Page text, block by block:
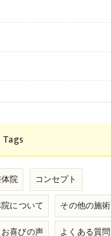
Tags
院
コンセプト
について
その他の施術
お喜びの声 よくある質問